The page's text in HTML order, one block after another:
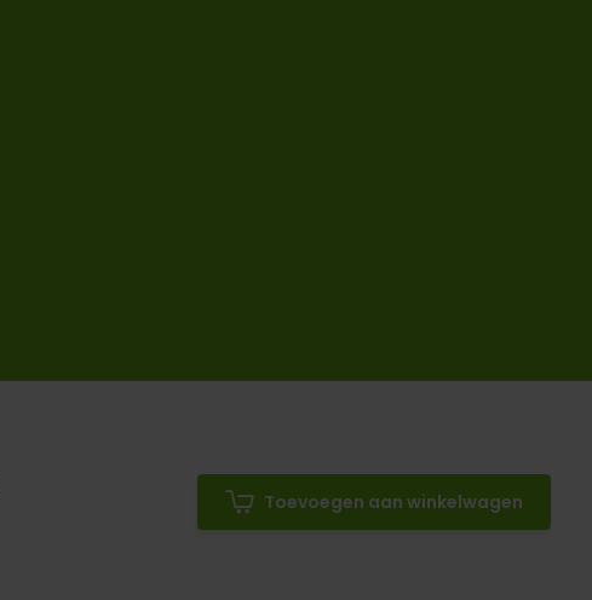
Toevoegen aan winkelwagen